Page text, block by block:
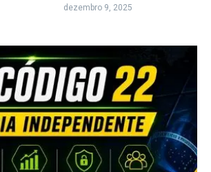
dezembro 9, 2025